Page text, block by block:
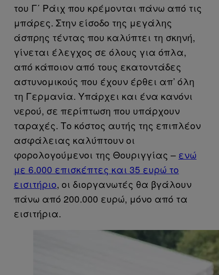
του Γ΄ Ράιχ που κρέμονται πάνω από τις
μπάρες. Στην είσοδο της μεγάλης
άσπρης τέντας που καλύπτει τη σκηνή,
γίνεται έλεγχος σε όλους για όπλα,
από κάποιον από τους εκατοντάδες
αστυνομικούς που έχουν έρθει απ’ όλη
τη Γερμανία. Υπάρχει και ένα κανόνι
νερού, σε περίπτωση που υπάρχουν
ταραχές. Το κόστος αυτής της επιπλέον
ασφάλειας καλύπτουν οι
φορολογούμενοι της Θουριγγίας – ενώ
με 6.000 επισκέπτες και 35 ευρώ το
εισιτήριο, οι διοργανωτές θα βγάλουν
πάνω από 200.000 ευρώ, μόνο από τα
εισιτήρια.